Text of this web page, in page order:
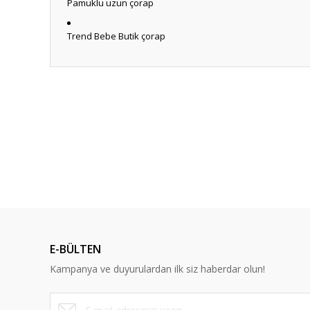
Pamuklu uzun çorap
Trend Bebe Butik çorap
E-BÜLTEN
Kampanya ve duyurulardan ilk siz haberdar olun!